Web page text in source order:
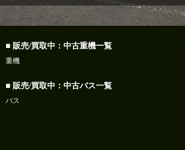
■ 販売/買取中：中古重機一覧
重機
■ 販売/買取中：中古バス一覧
バス